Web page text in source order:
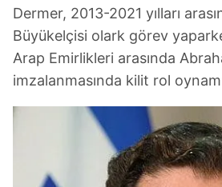
Dermer, 2013-2021 yılları
Büyükelçisi olark görev
Arap Emirlikleri arasında
imzalanmasında kilit rol